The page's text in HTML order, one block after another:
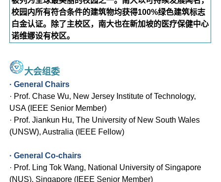
校园内所有符合条件的建筑物均获得100%绿色建筑标志
白金认证。除了主校区，南大也在新加坡的医疗保健中心
诺维娜设有校区。
大会组委
· General Chairs
· Prof. Chase Wu, New Jersey Institute of Technology,
USA (IEEE Senior Member)
· Prof. Jiankun Hu, The University of New South Wales
(UNSW), Australia (IEEE Fellow)
· General Co-chairs
· Prof. Ling Tok Wang, National University of Singapore
(NUS), Singapore (IEEE Senior Member)